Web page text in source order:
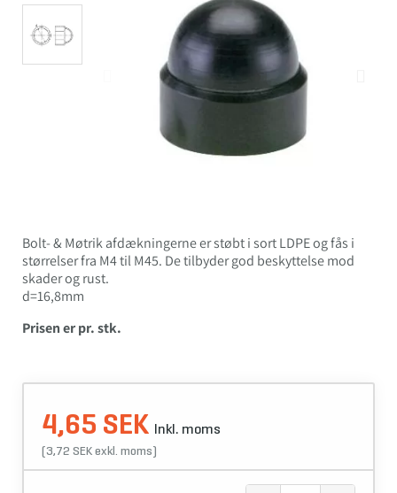
Bolt- & Møtrik afdækningerne er støbt i sort LDPE og fås i
størrelser fra M4 til M45. De tilbyder god beskyttelse mod
skader og rust.
d=16,8mm
Prisen er pr. stk.
4,65 SEK Inkl. moms
(3,72 SEK exkl. moms)